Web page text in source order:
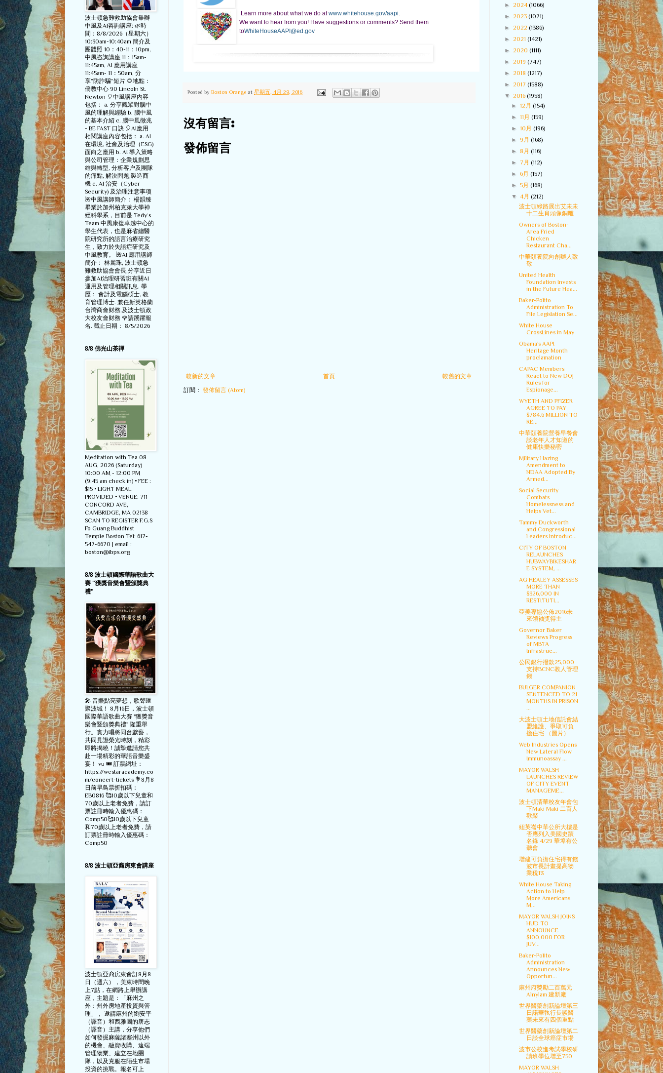
Learn more about what we do atwww.whitehouse.gov/aapi.
We want to hear from you! Have suggestions or comments? Send them
toWhiteHouseAAPI@ed.gov
Posted by Boston Orange at 星期五, 4月 29, 2016
沒有留言:
發佈留言
較新的文章 較舊的文章
首頁
訂閱： 發佈留言 (Atom)
波士顿急難救助協會舉辦
中風及AI咨詢講座: 🌿時
間：8/8/2026（星期六）
10:30am-10:40am 簡介及
團體照 10：40-11：10pm,
中風咨詢講座 11：15am-
11:45am, AI 應用講座
11:45am- 11：50am, 分
享”防詐騙”短片 🌻地點：
僑教中心 90 Lincoln St.
Newton 🎈中風講座內容
包括： a. 分享觀眾對腦中
風的理解與經驗 b. 腦中風
的基本介紹 c. 腦中風徵兆
- BE FAST 口訣 🎈AI應用
相関講座內容包括： a. AI
在環境, 社會及治理（ESG)
面向之應用 b. AI 導入策略
與公司管理：企業規劃思
維與轉型, 分析客户及團隊
的痛點, 解決問題,製造商
機 c. AI 治安（Cyber
Security) 及治理注意事项
🌺中風講師簡介： 楊韻臻
畢業於加州柏克萊大學神
經科學系，目前是 Tedy‘s
Team 中風康復卓越中心的
學生代表，也是麻省總醫
院研究所的語言治療研究
生，致力於失語症研究及
中風教育。 🌺AI 應用講師
簡介： 林麗珠, 波士顿急
難救助協會會長,分享近日
參加AI治理研習班有關AI
運用及管理相關訊息. 學
歷： 會計及電腦硕士, 教
育管理博士. 兼任新英格蘭
台灣商會财務,及波士頓政
大校友會财務 🌹請踴躍報
名. 截止日期： 8/5/2026
8/8 佛光山茶禪
Meditation with Tea 08
AUG, 2026 (Saturday)
10:00 AM - 12:00 PM
(9:45 am check in) • FEE :
$15 • LIGHT MEAL
PROVIDED • VENUE: 711
CONCORD AVE,
CAMBRIDGE, MA 02138
SCAN TO REGISTER F.G.S
Fo Guang Buddhist
Temple Boston Tel: 617-
547-6670 | email :
boston@ibps.org
8/8 波士頓國際華語歌曲大
賽 "獲獎音樂會暨頒獎典
禮"
🎤 音樂點亮夢想，歌聲匯
聚波城！ 8月16日，波士頓
國際華語歌曲大賽 "獲獎音
樂會暨頒獎典禮" 隆重舉
行。實力唱將同台獻藝，
共同見證榮光時刻，精彩
即將揭曉！誠摯邀請您共
赴一場精彩的華語音樂盛
宴！ vu 🎟️ 訂票網址：
https://westaracademy.co
m/concert-tickets 💐8月8
日前早鳥票折扣碼：
EB0816 🥰10歲以下兒童和
70歲以上老者免費，請訂
票註冊時輸入優惠碼：
Comp50🥰10歲以下兒童
和70歲以上老者免費，請
訂票註冊時輸入優惠碼：
Comp50
8/8 波士頓亞裔房東會講座
波士頓亞裔房東會訂8月8
日（週六），美東時間晚
上7點，在網路上舉辦講
座，主題是：「麻州之
外：州外房地產投資與管
理」， 邀請麻州的劉安平
（譯音）和西雅圖的唐志
（譯音）主講，分享他們
如何發掘麻薩諸塞州以外
的機會、融資收購、遠端
管理物業、建立在地團
隊，以及克服在陌生市場
投資的挑戰。報名可上
► 2024 (1066)
► 2023 (1071)
► 2022 (1386)
► 2021 (1421)
► 2020 (1111)
► 2019 (747)
► 2018 (1217)
► 2017 (1588)
▼ 2016 (1958)
►12月(154)
►11月(159)
►10月(196)
►9月(168)
► 8月(116)
► 7月(112)
►6月(157)
►5月(168)
▼ 4月(212)
波士頓綠路展出艾未未
十二生肖頭像銅雕
Owners of Boston-
Area Fried
Chicken
Restaurant Cha...
中華頤養院向創辦人致
敬
United Health
Foundation Invests
in the Future Hea...
Baker-Polito
Administration To
File Legislation Se...
White House
CrossLines in May
Obama's AAPI
Heritage Month
proclamation
CAPAC Members
React to New DOJ
Rules for
Espionage...
WYETH AND PFIZER
AGREE TO PAY
$784.6 MILLION TO
RE...
中華頤養院營養早餐會
談老年人才知道的
健康快樂秘密
Military Hazing
Amendment to
NDAA Adopted By
Armed...
Social Security
Combats
Homelessness and
Helps Vet...
Tammy Duckworth
and Congressional
Leaders Introduc...
CITY OF BOSTON
RELAUNCHES
HUBWAYBIKESHAR
E SYSTEM, ...
AG HEALEY ASSESSES
MORE THAN
$326,000 IN
RESTITUTI...
亞美專協公佈2016未
來領袖獎得主
Governor Baker
Reviews Progress
of MBTA
Infrastruc...
公民銀行撥款25,000
支持BCNC教人管理
錢
BULGER COMPANION
SENTENCED TO 21
MONTHS IN PRISON
...
大波士頓土地信託會結
盟維護、爭取可負
擔住宅 （圖片）
Web Industries Opens
New Lateral Flow
Immunoassay ...
MAYOR WALSH
LAUNCHES REVIEW
OF CITY EVENT
MANAGEME...
波士頓清華校友年會包
下Maki Maki 二百人
歡聚
紐英崙中華公所大樓是
否應列入美國史蹟
名錄 4/29 華埠有公
聽會
增建可負擔住宅得有錢
波市長計畫提高物
業稅1%
White House Taking
Action to Help
More Americans
M...
MAYOR WALSH JOINS
HUD TO
ANNOUNCE
$100,000 FOR
JUV...
Baker-Polito
Administration
Announces New
Opportun...
麻州府獎勵二百萬元
Alnylam 建新廠
世界醫藥創新論壇第三
日諾華執行長談醫
藥未來有四個重點
世界醫藥創新論壇第二
日談全球癌症市場
波市公校進考試學校研
讀班學位增至750
MAYOR WALSH